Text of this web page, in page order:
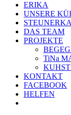
ERIKA
UNSERE
DAS TEAM
PROJEKTE
TiNa
KONTAKT
FACEBOOK
HELFEN